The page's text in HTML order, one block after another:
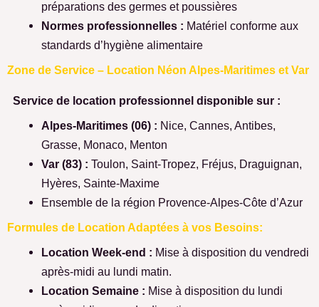
préparations des germes et poussières
Normes professionnelles : Matériel conforme aux
standards d’hygiène alimentaire
Zone de Service – Location Néon Alpes-Maritimes et Var
Service de location professionnel disponible sur :
Alpes-Maritimes (06) : Nice, Cannes, Antibes,
Grasse, Monaco, Menton
Var (83) : Toulon, Saint-Tropez, Fréjus, Draguignan,
Hyères, Sainte-Maxime
Ensemble de la région Provence-Alpes-Côte d’Azur
Formules de Location Adaptées à vos Besoins:
Location Week-end : Mise à disposition du vendredi
après-midi au lundi matin.
Location Semaine : Mise à disposition du lundi